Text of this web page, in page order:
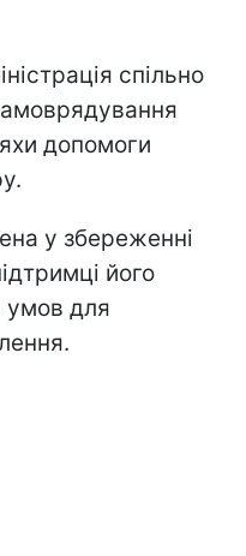
спільно
допомоги
у збереженні
його
умов для